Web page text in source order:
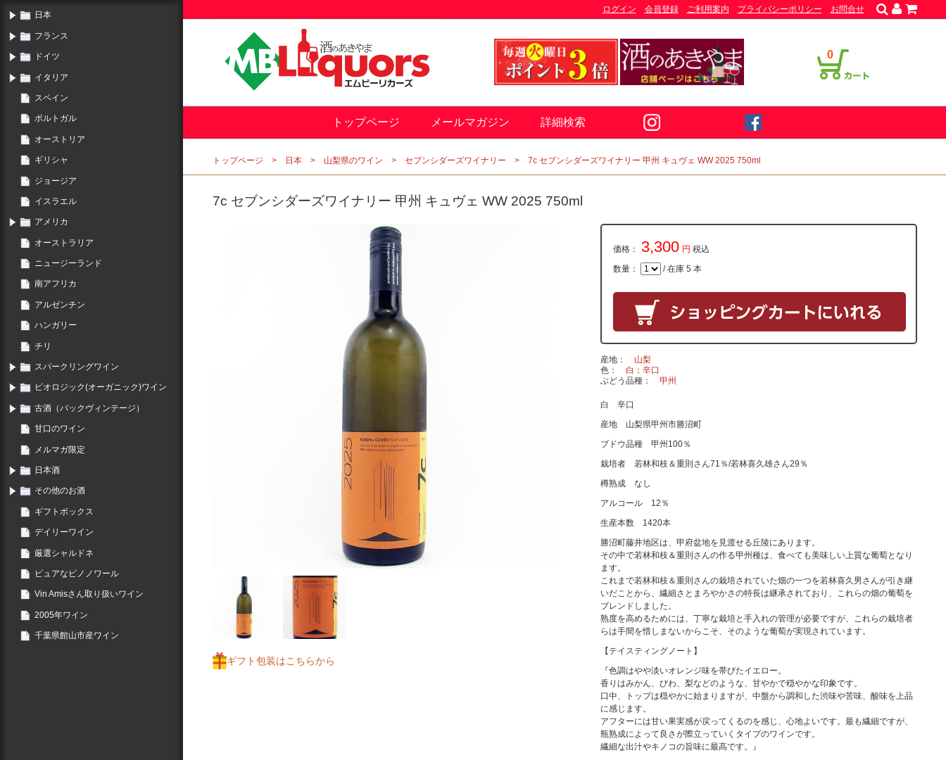
日本
フランス
ドイツ
イタリア
スペイン
ポルトガル
オーストリア
ギリシャ
ジョージア
イスラエル
アメリカ
オーストラリア
ニュージーランド
南アフリカ
アルゼンチン
ハンガリー
チリ
スパークリングワイン
ビオロジック(オーガニック)ワイン
古酒（バックヴィンテージ）
甘口のワイン
メルマガ限定
日本酒
その他のお酒
ギフトボックス
デイリーワイン
厳選シャルドネ
ピュアなピノノワール
Vin Amisさん取り扱いワイン
2005年ワイン
千葉県館山市産ワイン
0
ログイン 会員登録 ご利用案内 プライバシーポリシー お問合せ
トップページ メールマガジン 詳細検索
トップページ 日本 山梨県のワイン セブンシダーズワイナリー 7c セブンシダーズワイナリー 甲州 キュヴェ WW 2025 750ml
7c セブンシダーズワイナリー 甲州 キュヴェ WW 2025 750ml
ギフト包装はこちらから
価格： 3,300 円 税込
数量： / 在庫 5 本
産地
山梨
色
白：辛口
ぶどう品種
甲州
白 辛口
産地 山梨県甲州市勝沼町
ブドウ品種 甲州100％
栽培者 若林和枝＆重則さん71％/若林喜久雄さん29％
樽熟成 なし
アルコール 12％
生産本数 1420本
勝沼町藤井地区は、甲府盆地を見渡せる丘陵にあります。
その中で若林和枝＆重則さんの作る甲州種は、食べても美味しい上質な葡萄となり
ます。
これまで若林和枝＆重則さんの栽培されていた畑の一つを若林喜久男さんが引き継
いだことから、繊細さとまろやかさの特長は継承されており、これらの畑の葡萄を
ブレンドしました。
熟度を高めるためには、丁寧な栽培と手入れの管理が必要ですが、これらの栽培者
らは手間を惜しまないからこそ、そのような葡萄が実現されています。
【テイスティングノート】
『色調はやや淡いオレンジ味を帯びたイエロー。
香りはみかん、びわ、梨などのような、甘やかで穏やかな印象です。
口中、トップは穏やかに始まりますが、中盤から調和した渋味や苦味、酸味を上品
に感じます。
アフターには甘い果実感が戻ってくるのを感じ、心地よいです。最も繊細ですが、
瓶熟成によって良さが際立っていくタイプのワインです。
繊細な出汁やキノコの旨味に最高です。』